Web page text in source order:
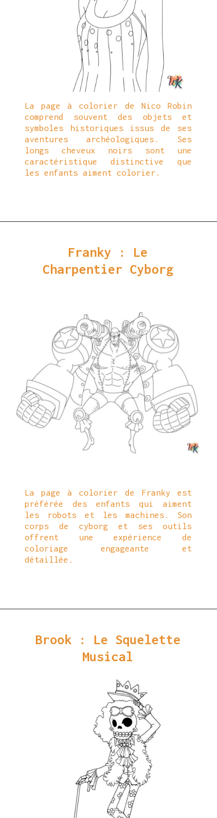
La page à colorier de Nico Robin
comprend souvent des objets et
symboles historiques issus de ses
aventures archéologiques. Ses
longs cheveux noirs sont une
caractéristique distinctive que
les enfants aiment colorier.
Franky : Le
Charpentier Cyborg
La page à colorier de Franky est
préférée des enfants qui aiment
les robots et les machines. Son
corps de cyborg et ses outils
offrent une expérience de
coloriage engageante et
détaillée.
Brook : Le Squelette
Musical